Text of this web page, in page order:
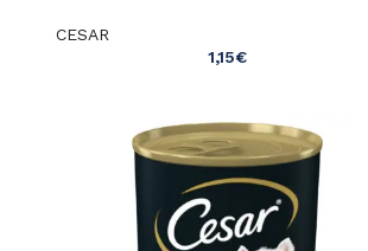
CESAR
1,15€